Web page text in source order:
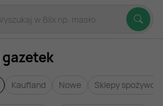
Kaufland Nowe Sklepy spożywcze